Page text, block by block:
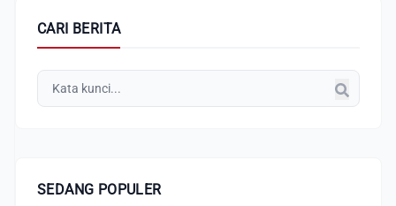
CARI BERITA
SEDANG POPULER